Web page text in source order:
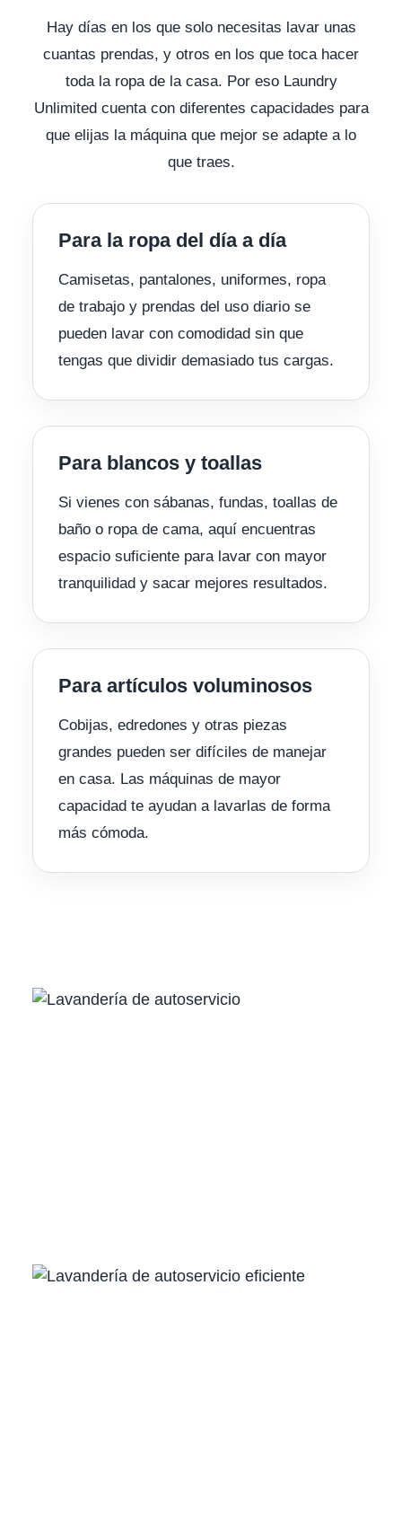
Hay días en los que solo necesitas lavar unas
cuantas prendas, y otros en los que toca hacer
toda la ropa de la casa. Por eso Laundry
Unlimited cuenta con diferentes capacidades para
que elijas la máquina que mejor se adapte a lo
que traes.
Para la ropa del día a día
Camisetas, pantalones, uniformes, ropa
de trabajo y prendas del uso diario se
pueden lavar con comodidad sin que
tengas que dividir demasiado tus cargas.
Para blancos y toallas
Si vienes con sábanas, fundas, toallas de
baño o ropa de cama, aquí encuentras
espacio suficiente para lavar con mayor
tranquilidad y sacar mejores resultados.
Para artículos voluminosos
Cobijas, edredones y otras piezas
grandes pueden ser difíciles de manejar
en casa. Las máquinas de mayor
capacidad te ayudan a lavarlas de forma
más cómoda.